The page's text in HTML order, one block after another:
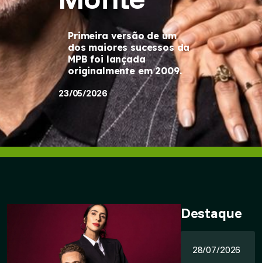
Primeira versão de um
dos maiores sucessos da
MPB foi lançada
originalmente em 2009.
23/05/2026
Destaque
28/07/2026